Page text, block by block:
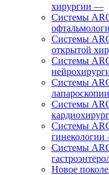
хирургии —
Системы
Системы
открытой
Системы
Системы
лапароскопии
Системы
Системы
гинекологии
Системы
Новое